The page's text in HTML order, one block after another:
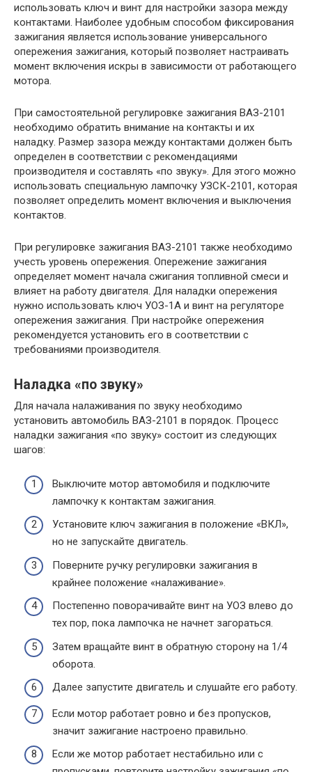
использовать ключ и винт для настройки зазора между
контактами. Наиболее удобным способом фиксирования
зажигания является использование универсального
опережения зажигания, который позволяет настраивать
момент включения искры в зависимости от работающего
мотора.
При самостоятельной регулировке зажигания ВАЗ-2101
необходимо обратить внимание на контакты и их
наладку. Размер зазора между контактами должен быть
определен в соответствии с рекомендациями
производителя и составлять «по звуку». Для этого можно
использовать специальную лампочку УЗСК-2101, которая
позволяет определить момент включения и выключения
контактов.
При регулировке зажигания ВАЗ-2101 также необходимо
учесть уровень опережения. Опережение зажигания
определяет момент начала сжигания топливной смеси и
влияет на работу двигателя. Для наладки опережения
нужно использовать ключ УОЗ-1А и винт на регуляторе
опережения зажигания. При настройке опережения
рекомендуется установить его в соответствии с
требованиями производителя.
Наладка «по звуку»
Для начала налаживания по звуку необходимо
установить автомобиль ВАЗ-2101 в порядок. Процесс
наладки зажигания «по звуку» состоит из следующих
шагов:
Выключите мотор автомобиля и подключите
лампочку к контактам зажигания.
Установите ключ зажигания в положение «ВКЛ»,
но не запускайте двигатель.
Поверните ручку регулировки зажигания в
крайнее положение «налаживание».
Постепенно поворачивайте винт на УОЗ влево до
тех пор, пока лампочка не начнет загораться.
Затем вращайте винт в обратную сторону на 1/4
оборота.
Далее запустите двигатель и слушайте его работу.
Если мотор работает ровно и без пропусков,
значит зажигание настроено правильно.
Если же мотор работает нестабильно или с